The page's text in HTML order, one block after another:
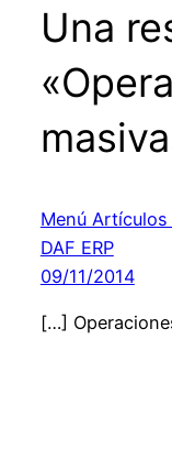
Una
Menú
DAF ERP
09/11/2014
[…]